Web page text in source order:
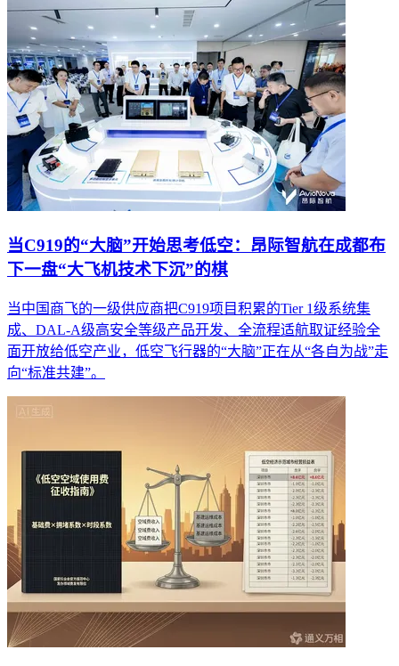
当C919的“大脑”开始思考低空：昂际智航在成都布
下一盘“大飞机技术下沉”的棋
当中国商飞的一级供应商把C919项目积累的Tier 1级系统集
成、DAL-A级高安全等级产品开发、全流程适航取证经验全
面开放给低空产业，低空飞行器的“大脑”正在从“各自为战”走
向“标准共建”。